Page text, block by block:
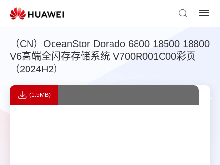
（CN）OceanStor Dorado 6800 18500 18800
V6高端全闪存存储系统 V700R001C00彩页
（2024H2）
(1.5MB)